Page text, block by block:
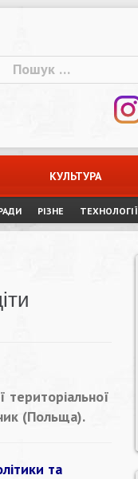
Пошук:
КУЛЬТУРА
РІЗНЕ ТЕХНОЛОГІЇ
територіальної
(Польща).
та